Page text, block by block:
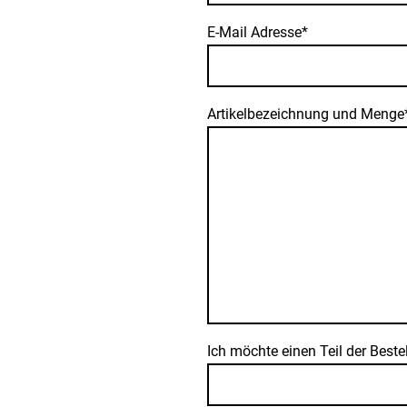
E-Mail Adresse*
Artikelbezeichnung und Menge
Ich möchte einen Teil der